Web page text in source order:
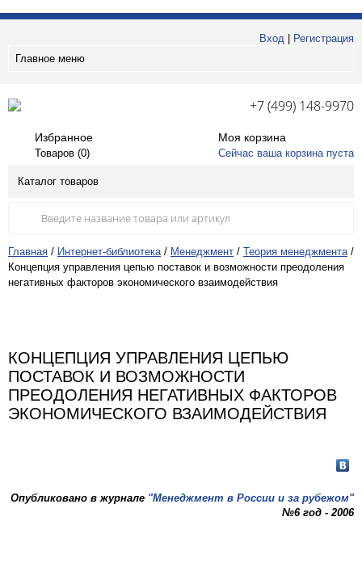
Вход
Регистрация
Главное меню
+7 (499) 148-9970
Избранное
Товаров (0)
Моя корзина
Сейчас ваша корзина пуста
Каталог товаров
Главная / Интернет-библиотека / Менеджмент / Теория менеджмента /
Концепция управления цепью поставок и возможности преодоления
негативных факторов экономического взаимодействия
КОНЦЕПЦИЯ УПРАВЛЕНИЯ ЦЕПЬЮ
ПОСТАВОК И ВОЗМОЖНОСТИ
ПРЕОДОЛЕНИЯ НЕГАТИВНЫХ ФАКТОРОВ
ЭКОНОМИЧЕСКОГО ВЗАИМОДЕЙСТВИЯ
Опубликовано в журнале "Менеджмент в России и за рубежом"
№6 год - 2006